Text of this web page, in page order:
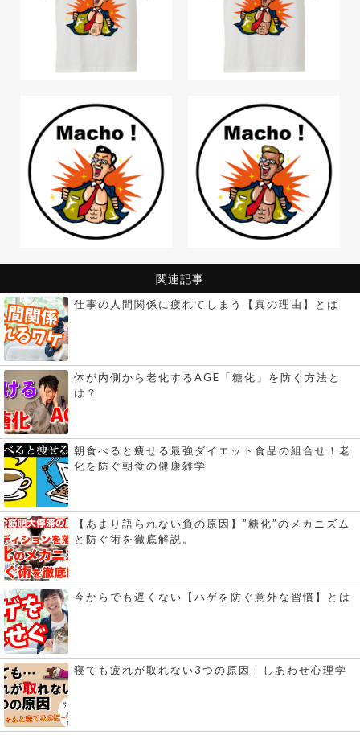
関連記事
仕事の人間関係に疲れてしまう【真の理由】とは
体が内側から老化するAGE「糖化」を防ぐ方法と
は？
朝食べると痩せる最強ダイエット食品の組合せ！老
化を防ぐ朝食の健康雑学
【あまり語られない負の原因】”糖化”のメカニズム
と防ぐ術を徹底解説。
今からでも遅くない【ハゲを防ぐ意外な習慣】とは
寝ても疲れが取れない3つの原因｜しあわせ心理学